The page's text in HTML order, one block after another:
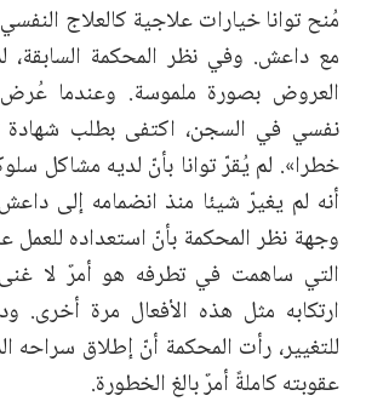
مُنح توانا خيارات علاجية كالعلاج
مع داعش. وفي نظر المحكمة
العروض بصورة ملموسة. وعندما عُرض
نفسي في السجن، اكتفى بطلب شهادة
خطرا». لم يُقرّ توانا بأنّ لديه مشاكل
أنه لم يغيرّ شيئا منذ انضمامه إلى
وجهة نظر المحكمة بأنّ استعداده للعمل
التي ساهمت في تطرفه هو أمرٌ لا
ارتكابه مثل هذه الأفعال مرة أخرى.
للتغيير، رأت المحكمة أنّ إطلاق
عقوبته كاملةً أمرٌ بالغ الخطورة.